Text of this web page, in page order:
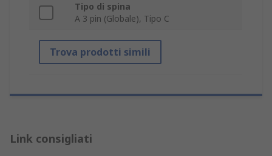
Tipo di spina
A 3 pin (Globale), Tipo C
Trova prodotti simili
Link consigliati